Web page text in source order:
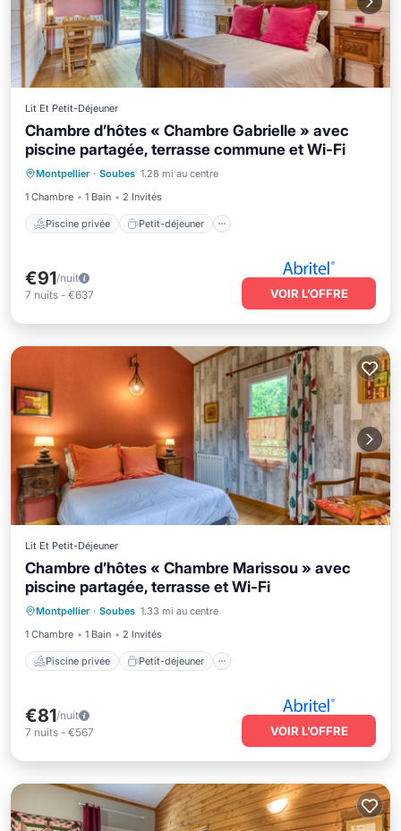
Lit Et Petit-Déjeuner
Chambre d’hôtes « Chambre Gabrielle » avec
piscine partagée, terrasse commune et Wi-Fi
Montpellier · Soubes 1.28 mi au centre
1 Chambre
1 Bain 2 Invités
Piscine privée Petit-déjeuner
Piscine privée
Petit-déjeuner
Parking
Piscine
€91/nuit
7 nuits - €637 VOIR L’OFFRE
Lit Et Petit-Déjeuner
Chambre d’hôtes « Chambre Marissou » avec
piscine partagée, terrasse et Wi-Fi
Montpellier · Soubes 1.33 mi au centre
1 Chambre
1 Bain 2 Invités
Piscine privée Petit-déjeuner
Piscine privée
Petit-déjeuner
Parking
Piscine
€81/nuit
7 nuits - €567 VOIR L’OFFRE